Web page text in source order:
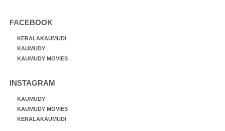
FACEBOOK
KERALAKAUMUDI
KAUMUDY
KAUMUDY MOVIES
INSTAGRAM
KAUMUDY
KAUMUDY MOVIES
KERALAKAUMUDI